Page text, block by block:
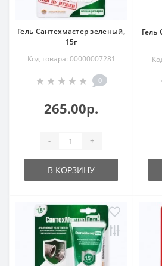
Гель Сантехмастер зеленый,
15г
Код товара: 00000007281
0
265.00р.
- +
В КОРЗИНУ
Гель